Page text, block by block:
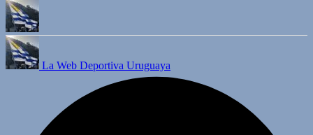
La Web Deportiva Uruguaya